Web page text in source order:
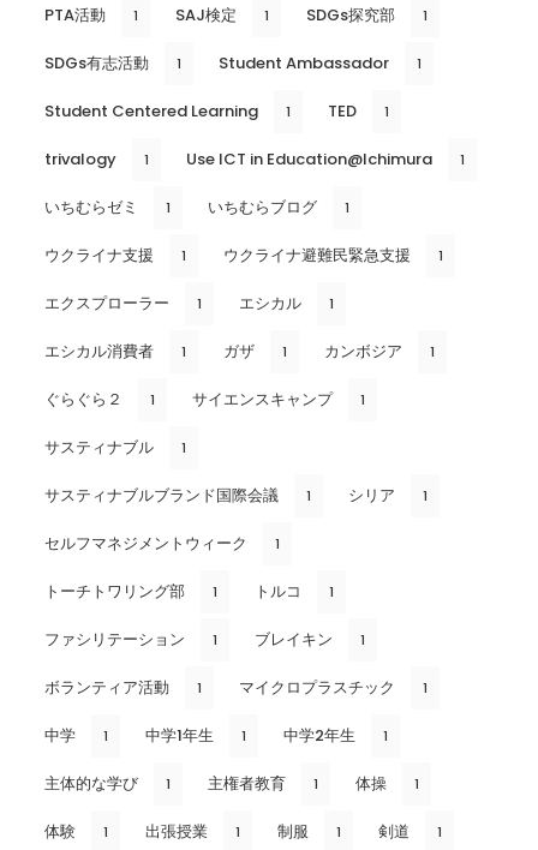
PTA活動 1 SAJ検定 1 SDGs探究部 1
SDGs有志活動 1 Student Ambassador 1
Student Centered Learning 1 TED 1
trivalogy 1 Use ICT in Education@Ichimura 1
いちむらゼミ 1 いちむらブログ 1
ウクライナ支援 1 ウクライナ避難民緊急支援 1
エクスプローラー 1 エシカル 1
エシカル消費者 1 ガザ 1 カンボジア 1
ぐらぐら２ 1 サイエンスキャンプ 1
サスティナブル 1
サスティナブルブランド国際会議 1 シリア 1
セルフマネジメントウィーク 1
トーチトワリング部 1 トルコ 1
ファシリテーション 1 ブレイキン 1
ボランティア活動 1 マイクロプラスチック 1
中学 1 中学1年生 1 中学2年生 1
主体的な学び 1 主権者教育 1 体操 1
体験 1 出張授業 1 制服 1 剣道 1